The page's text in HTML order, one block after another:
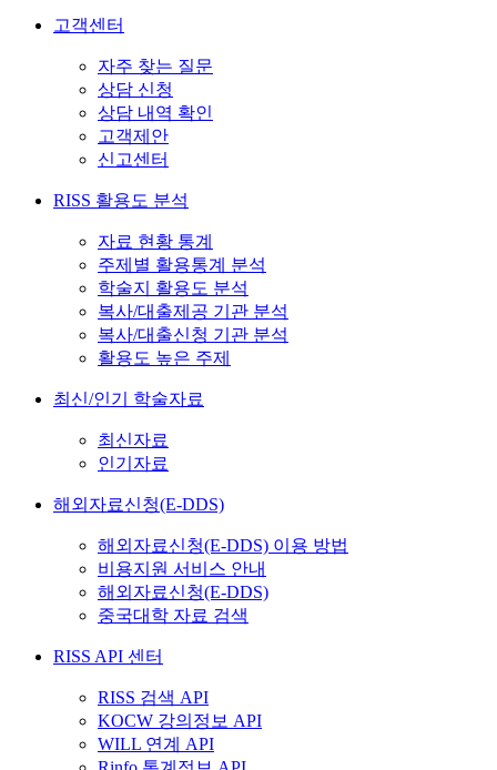
고객센터
자주 찾는 질문
상담 신청
상담 내역 확인
고객제안
신고센터
RISS 활용도 분석
자료 현황 통계
주제별 활용통계 분석
학술지 활용도 분석
복사/대출제공 기관 분석
복사/대출신청 기관 분석
활용도 높은 주제
최신/인기 학술자료
최신자료
인기자료
해외자료신청(E-DDS)
해외자료신청(E-DDS) 이용 방법
비용지원 서비스 안내
해외자료신청(E-DDS)
중국대학 자료 검색
RISS API 센터
RISS 검색 API
KOCW 강의정보 API
WILL 연계 API